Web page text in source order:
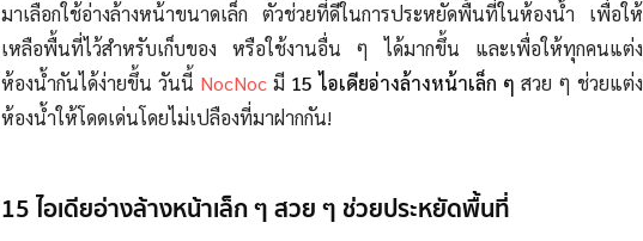
มาเลือกใช้อ่างล้างหน้าขนาดเล็ก ตัวช่วยที่ดีในการประหยัดพื้นที่ในห้องน้ำ เพื่อให้
เหลือพื้นที่ไว้สำหรับเก็บของ หรือใช้งานอื่น ๆได้มากขึ้น และเพื่อให้ทุกคนแต่ง
ห้องน้ำกันได้ง่ายขึ้น วันนี้ NocNocมี 15 ไอเดียอ่างล้างหน้าเล็ก ๆ สวย ๆ ช่วยแต่ง
ห้องน้ำให้โดดเด่นโดยไม่เปลืองที่มาฝากกัน!
15 ไอเดียอ่างล้างหน้าเล็ก ๆ สวย ๆ ช่วยประหยัดพื้นที่